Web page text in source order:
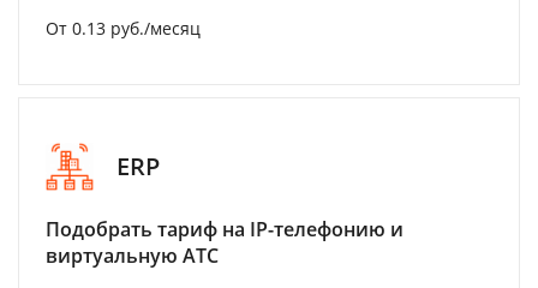
От 0.13 руб./месяц
ERP
Подобрать тариф на IP-телефонию и
виртуальную АТС